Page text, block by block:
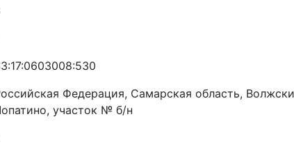
Федерация, Самарская область,
участок № б/н